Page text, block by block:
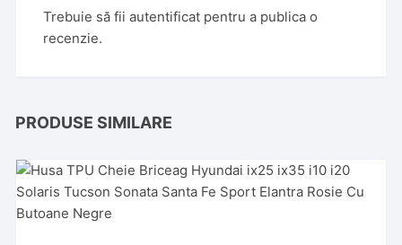
Trebuie să fiiautentificat pentru a publica o
recenzie.
PRODUSE SIMILARE